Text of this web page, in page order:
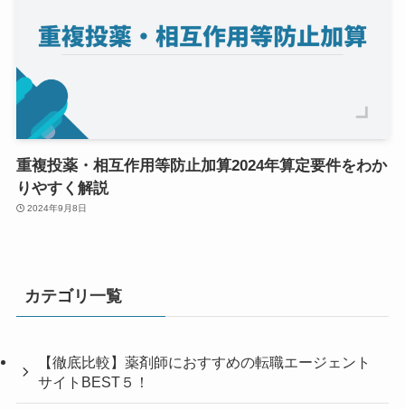
重複投薬・相互作用等防止加算2024年算定要件をわか
りやすく解説
2024年9月8日
カテゴリ一覧
【徹底比較】薬剤師におすすめの転職エージェント
サイトBEST５！